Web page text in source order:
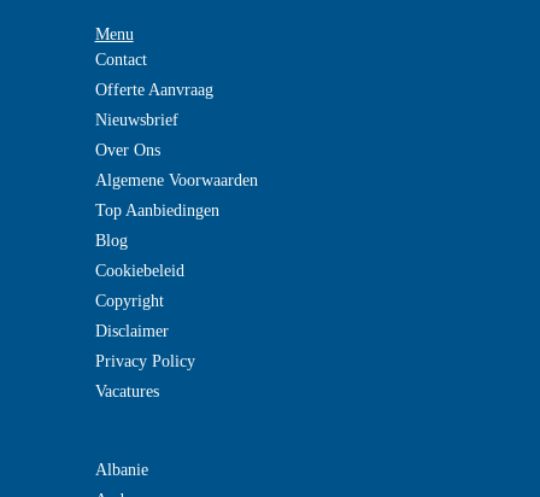
Menu
Contact
Offerte Aanvraag
Nieuwsbrief
Over Ons
Algemene Voorwaarden
Top Aanbiedingen
Blog
Cookiebeleid
Copyright
Disclaimer
Privacy Policy
Vacatures
Albanie